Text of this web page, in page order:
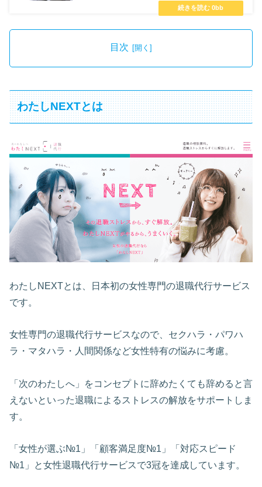
目次
わたしNEXTとは
わたしNEXTとは、日本初の女性専門の退職代行サービス
です。
女性専門の退職代行サービスなので、セクハラ・パワハ
ラ・マタハラ・人間関係など女性特有の悩みに考慮。
「次のわたしへ」をコンセプトに辞めたくても辞めると言
えないといった退職によるストレスの解放をサポートしま
す。
「女性が選ぶ№1」「顧客満足度№1」「対応スピード
№1」と女性退職代行サービスで3冠を達成しています。